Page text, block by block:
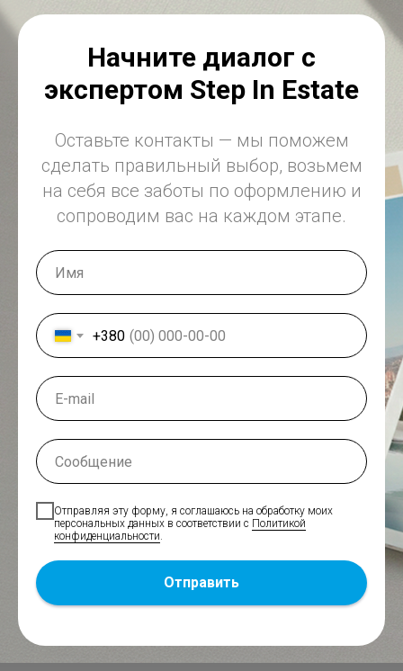
Начните диалог с
экспертом Step In Estate
Оставьте контакты — мы поможем
сделать правильный выбор, возьмем
на себя все заботы по оформлению и
сопроводим вас на каждом этапе.
+380
Отправляя эту форму, я соглашаюсь на обработку моих
персональных данных в соответствии с Политикой
конфиденциальности.
Отправить